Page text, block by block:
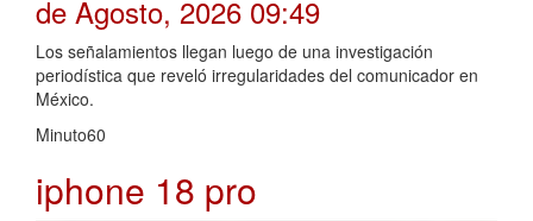
de Agosto, 2026 09:49
Los señalamientos llegan luego de una investigación
periodística que reveló irregularidades del comunicador en
México.
Minuto60
iphone 18 pro